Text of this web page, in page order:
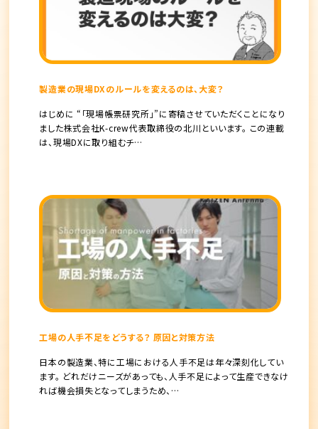
製造業の現場DXのルールを変えるのは、大変？
はじめに “「現場帳票研究所」”に寄稿させていただくことになり
ました株式会社K-crew代表取締役の北川といいます。 この連載
は、現場DXに取り組むチ…
工場の人手不足をどうする？ 原因と対策方法
日本の製造業、特に工場における人手不足は年々深刻化してい
ます。 どれだけニーズがあっても、人手不足によって生産できなけ
れば機会損失となってしまうため、…